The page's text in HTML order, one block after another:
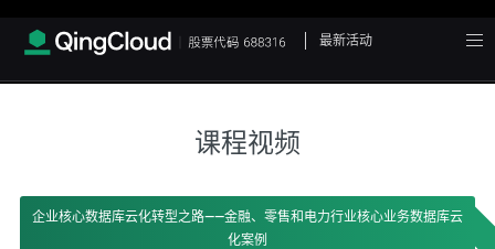
最新活动
课程视频
企业核心数据库云化转型之路——金融、零售和电力行业核心业务数据库云
化案例